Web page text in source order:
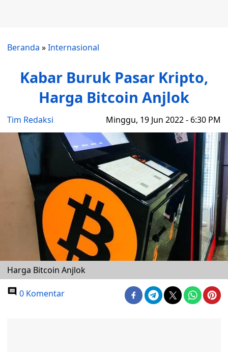
Beranda »Internasional
Kabar Buruk Pasar Kripto,
Harga Bitcoin Anjlok
Tim Redaksi Minggu, 19 Jun 2022 - 6:30 PM
Harga Bitcoin Anjlok
0 Komentar